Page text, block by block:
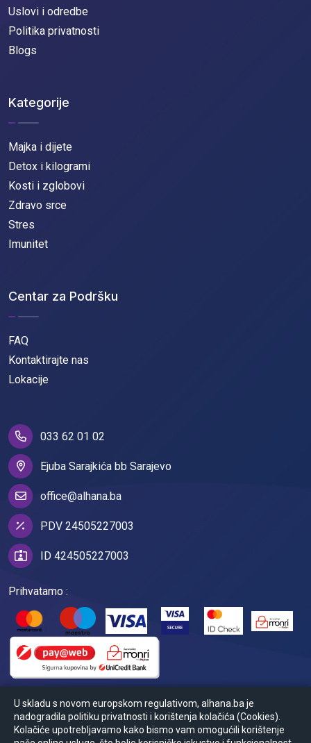
Uslovi i odredbe
Politika privatnosti
Blogs
Kategorije
Majka i dijete
Detox i kilogrami
Kosti i zglobovi
Zdravo srce
Stres
Imunitet
Centar za Podršku
FAQ
Kontaktirajte nas
Lokacije
033 62 01 02
Ejuba Sarajkića bb Sarajevo
office@alhana.ba
PDV 24505227003
ID 424505227003
Prihvatamo :
U skladu s novom europskom regulativom, alhana.ba je
nadogradila politiku privatnosti i korištenja kolačića (Cookies).
Kolačiće upotrebljavamo kako bismo vam omogućili korištenje